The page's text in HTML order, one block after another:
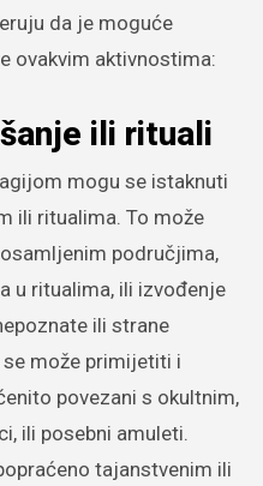
da je moguće
ovakvim aktivnostima:
ili rituali
mogu se istaknuti
ili ritualima. To može
područjima,
u ritualima, ili izvođenje
ili strane
može primijetiti i
povezani s okultnim,
ili posebni amuleti.
tajanstvenim ili